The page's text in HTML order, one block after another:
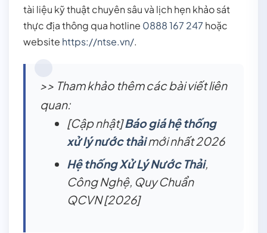
tài liệu kỹ thuật chuyên sâu và lịch hẹn khảo sát
thực địa thông qua hotline 0888 167 247 hoặc
website https://ntse.vn/.
>> Tham khảo thêm các bài viết liên
quan:
[Cập nhật]Báo giá hệ thống
xử lý nước thảimới nhất 2026
Hệ thống Xử Lý Nước Thải,
Công Nghệ, Quy Chuẩn
QCVN [2026]